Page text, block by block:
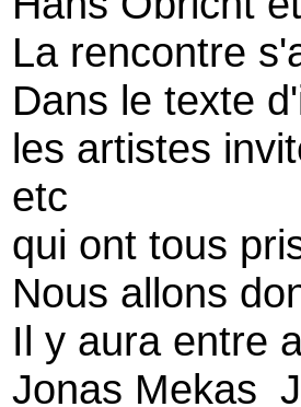
La rencontre
Dans le texte
les artistes
etc
qui ont tous
Nous allons
Il y aura entre
Jonas